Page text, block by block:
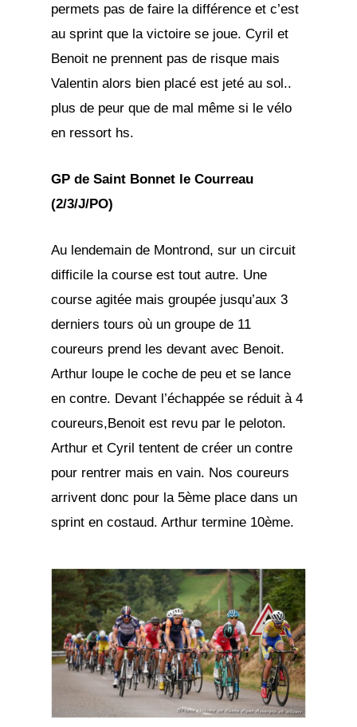
permets pas de faire la différence et c’est
au sprint que la victoire se joue. Cyril et
Benoit ne prennent pas de risque mais
Valentin alors bien placé est jeté au sol..
plus de peur que de mal même si le vélo
en ressort hs.
GP de Saint Bonnet le Courreau
(2/3/J/PO)
Au lendemain de Montrond, sur un circuit
difficile la course est tout autre. Une
course agitée mais groupée jusqu’aux 3
derniers tours où un groupe de 11
coureurs prend les devant avec Benoit.
Arthur loupe le coche de peu et se lance
en contre. Devant l’échappée se réduit à 4
coureurs,Benoit est revu par le peloton.
Arthur et Cyril tentent de créer un contre
pour rentrer mais en vain. Nos coureurs
arrivent donc pour la 5ème place dans un
sprint en costaud. Arthur termine 10ème.